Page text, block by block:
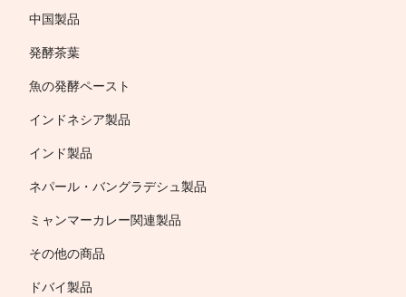
中国製品
発酵茶葉
魚の発酵ペースト
インドネシア製品
インド製品
ネパール・バングラデシュ製品
ミャンマーカレー関連製品
その他の商品
ドバイ製品